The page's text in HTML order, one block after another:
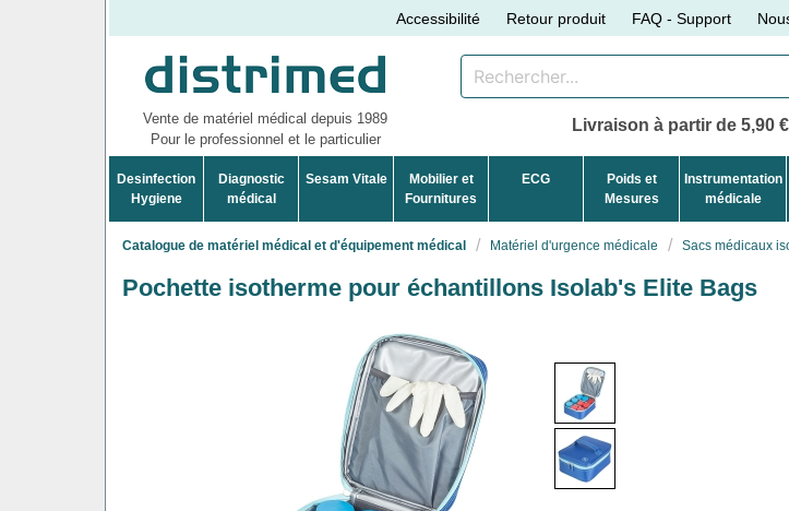
Accessibilité Retour produit FAQ - Support
Vente de matériel médical depuis 1989
Pour le professionnel et le particulier
Livraison à partir de 5,90
Desinfection
Hygiene
Diagnostic
médical
Sesam Vitale
Mobilier et
Fournitures
ECG
Poids et
Mesures
Instrumentation
médicale
Catalogue de matériel médical et d'équipement médical Matériel d'urgence médicale Sacs médicaux
Pochette isotherme pour échantillons Isolab's Elite Bags